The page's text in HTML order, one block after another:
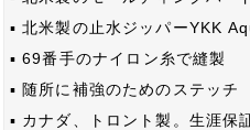
▪ 北米製の止水ジッパーYKK
▪ 69番手のナイロン糸で縫製
▪ 随所に補強のためのステッチ
▪ カナダ、トロント製。生涯保